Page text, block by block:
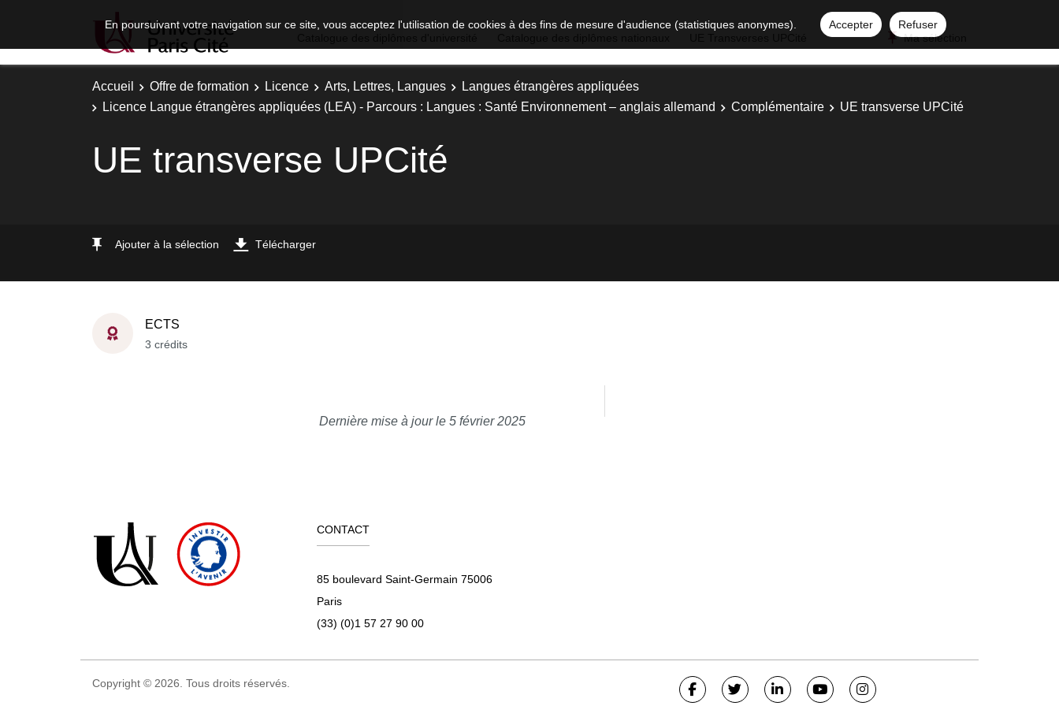
En poursuivant votre navigation sur ce site, vous acceptez l'utilisation de cookies à des fins de mesure d'audience (statistiques anonymes). Accepter
Refuser
Ma sélection
Accueil Offre de formation Licence Arts, Lettres, Langues
Langues étrangères appliquées
Licence Langue étrangères appliquées (LEA) - Parcours : Langues : Santé Environnement – anglais allemand
Complémentaire UE transverse UPCité
UE transverse UPCité
Ajouter à la sélection Télécharger
ECTS
3 crédits
Dernière mise à jour le 5 février 2025
CONTACT
85 boulevard Saint-Germain 75006
Paris
(33) (0)1 57 27 90 00
Copyright © 2026. Tous droits réservés.